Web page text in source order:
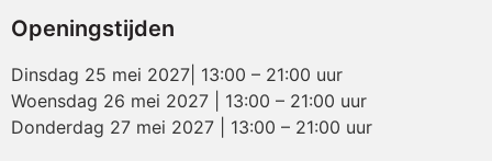
Openingstijden
Dinsdag 25 mei 2027| 13:00 – 21:00 uur
Woensdag 26 mei 2027 | 13:00 – 21:00 uur
Donderdag 27 mei 2027 | 13:00 – 21:00 uur